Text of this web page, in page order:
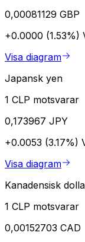
0,00081129 GBP
+0.0000 (1.53%)
Visa diagram
Japansk yen
1 CLP motsvarar
0,173967 JPY
+0.0053 (3.17%)
Visa diagram
Kanadensisk
1 CLP motsvarar
0,00152703 CAD